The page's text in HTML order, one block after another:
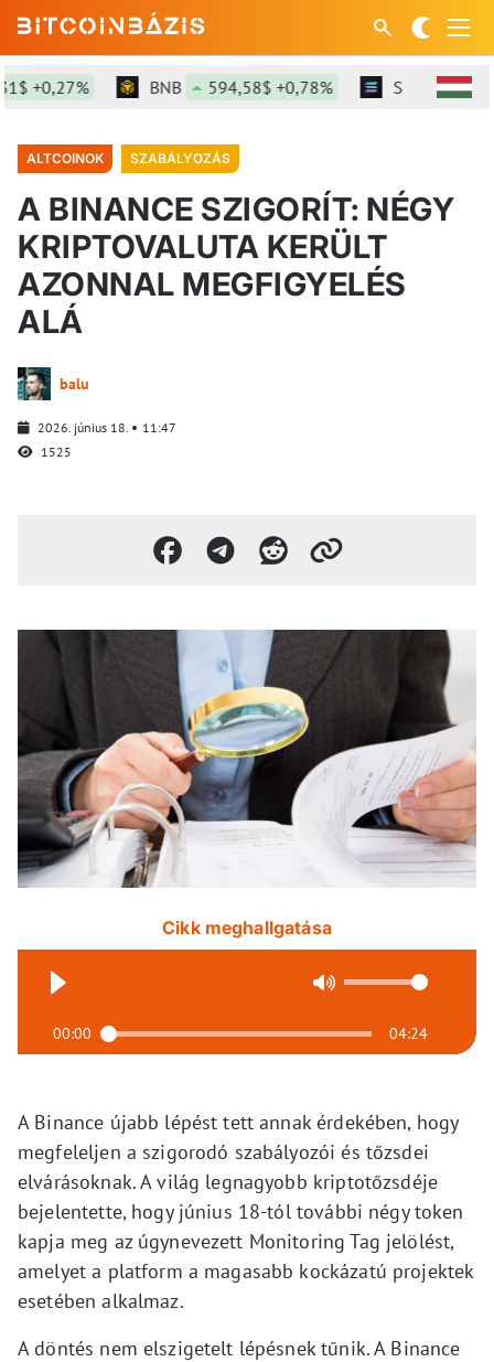
+0,27% BNB 594,58$ +0,78% SOL 74,87$
ALTCOINOK SZABÁLYOZÁS
A BINANCE SZIGORÍT: NÉGY
KRIPTOVALUTA KERÜLT
AZONNAL MEGFIGYELÉS
ALÁ
balu
2026. június 18.
11:47
1525
Cikk meghallgatása
00:00 04:24
A Binance újabb lépést tett annak érdekében, hogy
megfeleljen a szigorodó szabályozói és tőzsdei
elvárásoknak. A világ legnagyobb kriptotőzsdéje
bejelentette, hogy június 18-tól további négy token
kapja meg az úgynevezett Monitoring Tag jelölést,
amelyet a platform a magasabb kockázatú projektek
esetében alkalmaz.
A döntés nem elszigetelt lépésnek tűnik. A Binance